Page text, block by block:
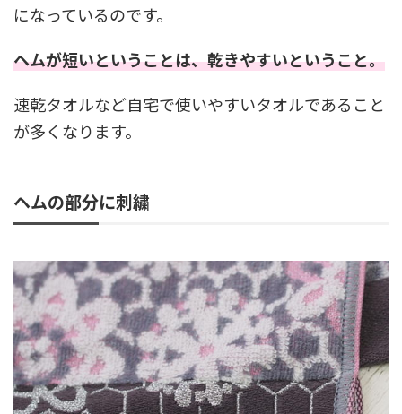
になっているのです。
ヘムが短いということは、乾きやすいということ。
速乾タオルなど自宅で使いやすいタオルであること
が多くなります。
ヘムの部分に刺繍